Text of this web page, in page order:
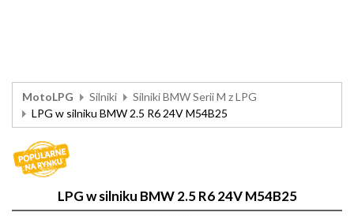
MotoLPG Silniki
Silniki BMW Serii M z LPG
LPG w silniku BMW 2.5 R6 24V M54B25
LPG w silniku BMW 2.5 R6 24V M54B25